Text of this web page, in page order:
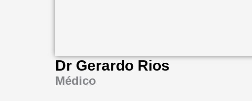
Dr Gerardo Rios
Médico